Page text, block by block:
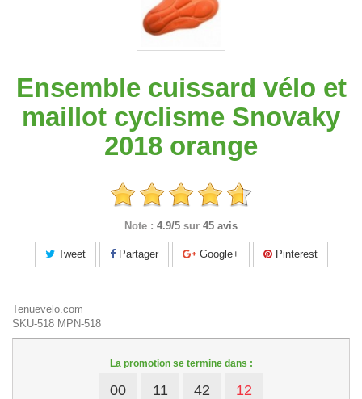
Ensemble cuissard vélo et
maillot cyclisme Snovaky
2018 orange
Note : 4.9/5 sur 45 avis
Tweet Partager Google+ Pinterest
Tenuevelo.com
SKU-518 MPN-518
La promotion se termine dans :
00 11 42 12